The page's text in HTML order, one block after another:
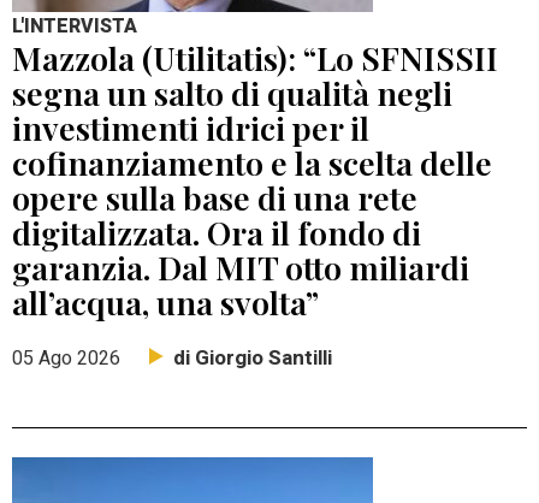
L'INTERVISTA
Mazzola (Utilitatis): “Lo SFNISSII
segna un salto di qualità negli
investimenti idrici per il
cofinanziamento e la scelta delle
opere sulla base di una rete
digitalizzata. Ora il fondo di
garanzia. Dal MIT otto miliardi
all’acqua, una svolta”
05 Ago 2026 di Giorgio Santilli